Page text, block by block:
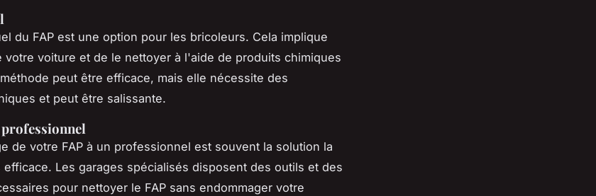
du FAP est une option pour les bricoleurs. Cela implique
votre voiture et de le nettoyer à l'aide de produits chimiques
peut être efficace, mais elle nécessite des
et peut être salissante.
de votre FAP à un professionnel est souvent la solution la
Les garages spécialisés disposent des outils et des
pour nettoyer le FAP sans endommager votre